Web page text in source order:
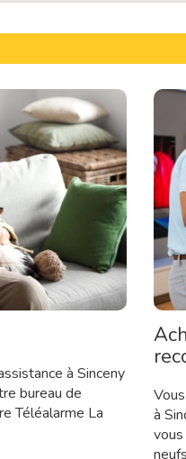
à Sinceny
bureau de
Téléalarme La
à